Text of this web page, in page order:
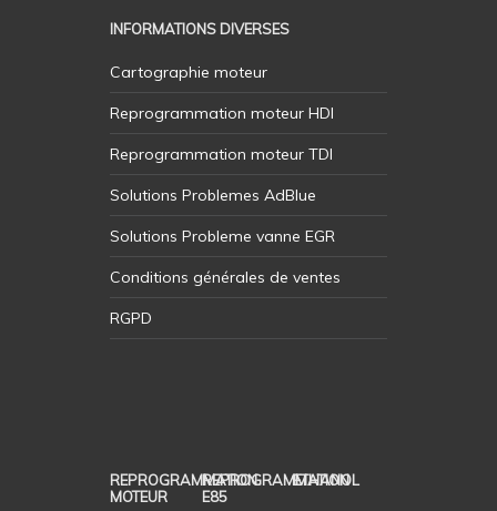
INFORMATIONS DIVERSES
Cartographie moteur
Reprogrammation moteur HDI
Reprogrammation moteur TDI
Solutions Problemes AdBlue
Solutions Probleme vanne EGR
Conditions générales de ventes
RGPD
REPROGRAMMATION
MOTEUR
REPROGRAMMATION
E85
ETHANOL